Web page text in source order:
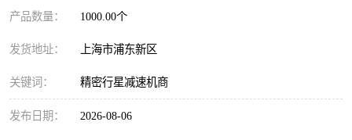
产品数量： 1000.00个
发货地址： 上海市浦东新区
关键词： 精密行星减速机商
发布日期： 2026-08-06